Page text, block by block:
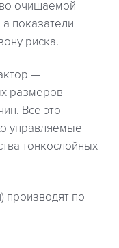
очищаемой
показатели
риска.
—
размеров
Все это
управляемые
тонкослойных
производят по